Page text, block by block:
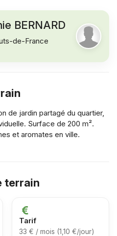
BERNARD
de-France
de jardin partagé du quartier,
Surface de 200 m².
et aromates en ville.
terrain
Tarif
33 € / mois (1,10 €/jour)